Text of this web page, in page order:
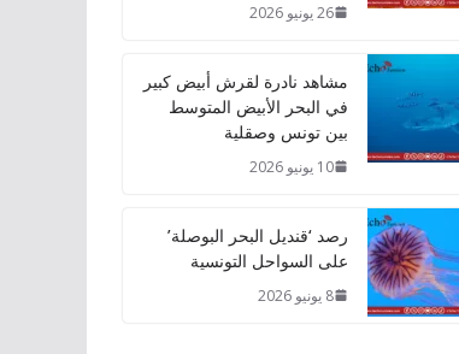
26 يونيو 2026
مشاهد نادرة لقرش أبيض كبير
في البحر الأبيض المتوسط
بين تونس وصقلية
10 يونيو 2026
رصد ‘قنديل البحر البوصلة’
على السواحل التونسية
8 يونيو 2026